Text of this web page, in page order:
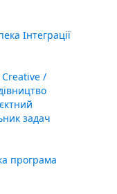
Інтеграції
Creative /
задач
програма